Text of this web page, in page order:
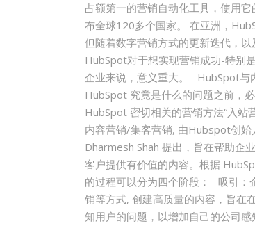
占额第一的营销自动化工具，使用
布全球120多个国家。 在亚洲，
但随着数字营销方式的更新迭代，
HubSpot对于想实现营销成功-特别
企业来说，意义重大。 HubSpot
HubSpot 究竟是什么的问题之前，
HubSpot 密切相关的营销方法“入站
内容营销/集客营销, 由Hubspot创始
Dharmesh Shah 提出，旨在帮助企
客户提供有价值的内容。根据
的过程可以分为四个阶段： 吸引：
销等方式, 创建高质量的内容，旨在
知用户的问题，以增加自己的公司